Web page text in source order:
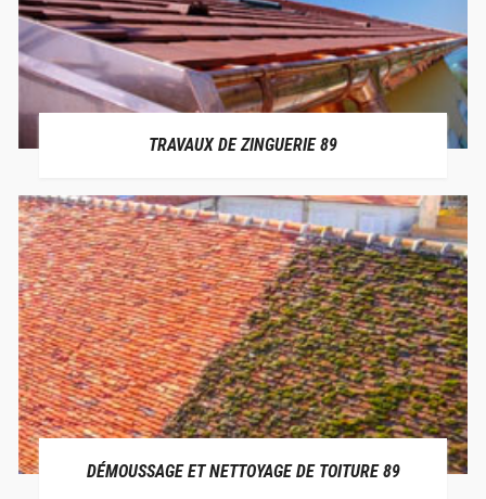
TRAVAUX DE ZINGUERIE 89
DÉMOUSSAGE ET NETTOYAGE DE TOITURE 89